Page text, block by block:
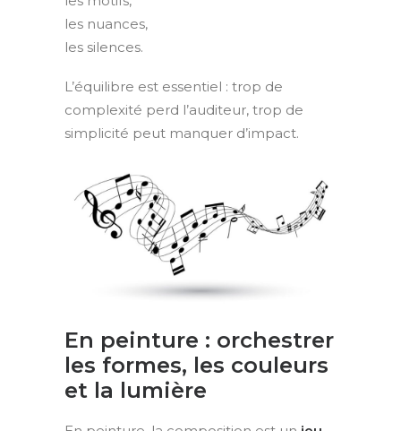
les nuances,
les silences.
L’équilibre est essentiel : trop de
complexité perd l’auditeur, trop de
simplicité peut manquer d’impact.
En peinture : orchestrer
les formes, les couleurs
et la lumière